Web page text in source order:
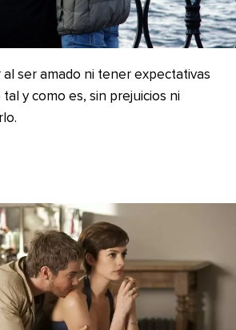
al ser amado ni tener expectativas
y como es, sin prejuicios ni